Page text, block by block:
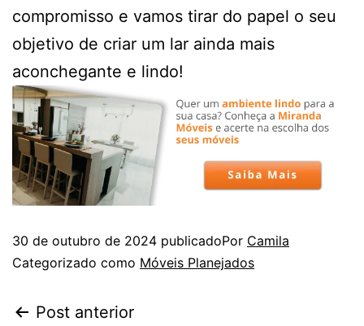
compromisso e vamos tirar do papel o seu
objetivo de criar um lar ainda mais
aconchegante e lindo!
30 de outubro de 2024 publicadoPor Camila
Categorizado como Móveis Planejados
Post anterior